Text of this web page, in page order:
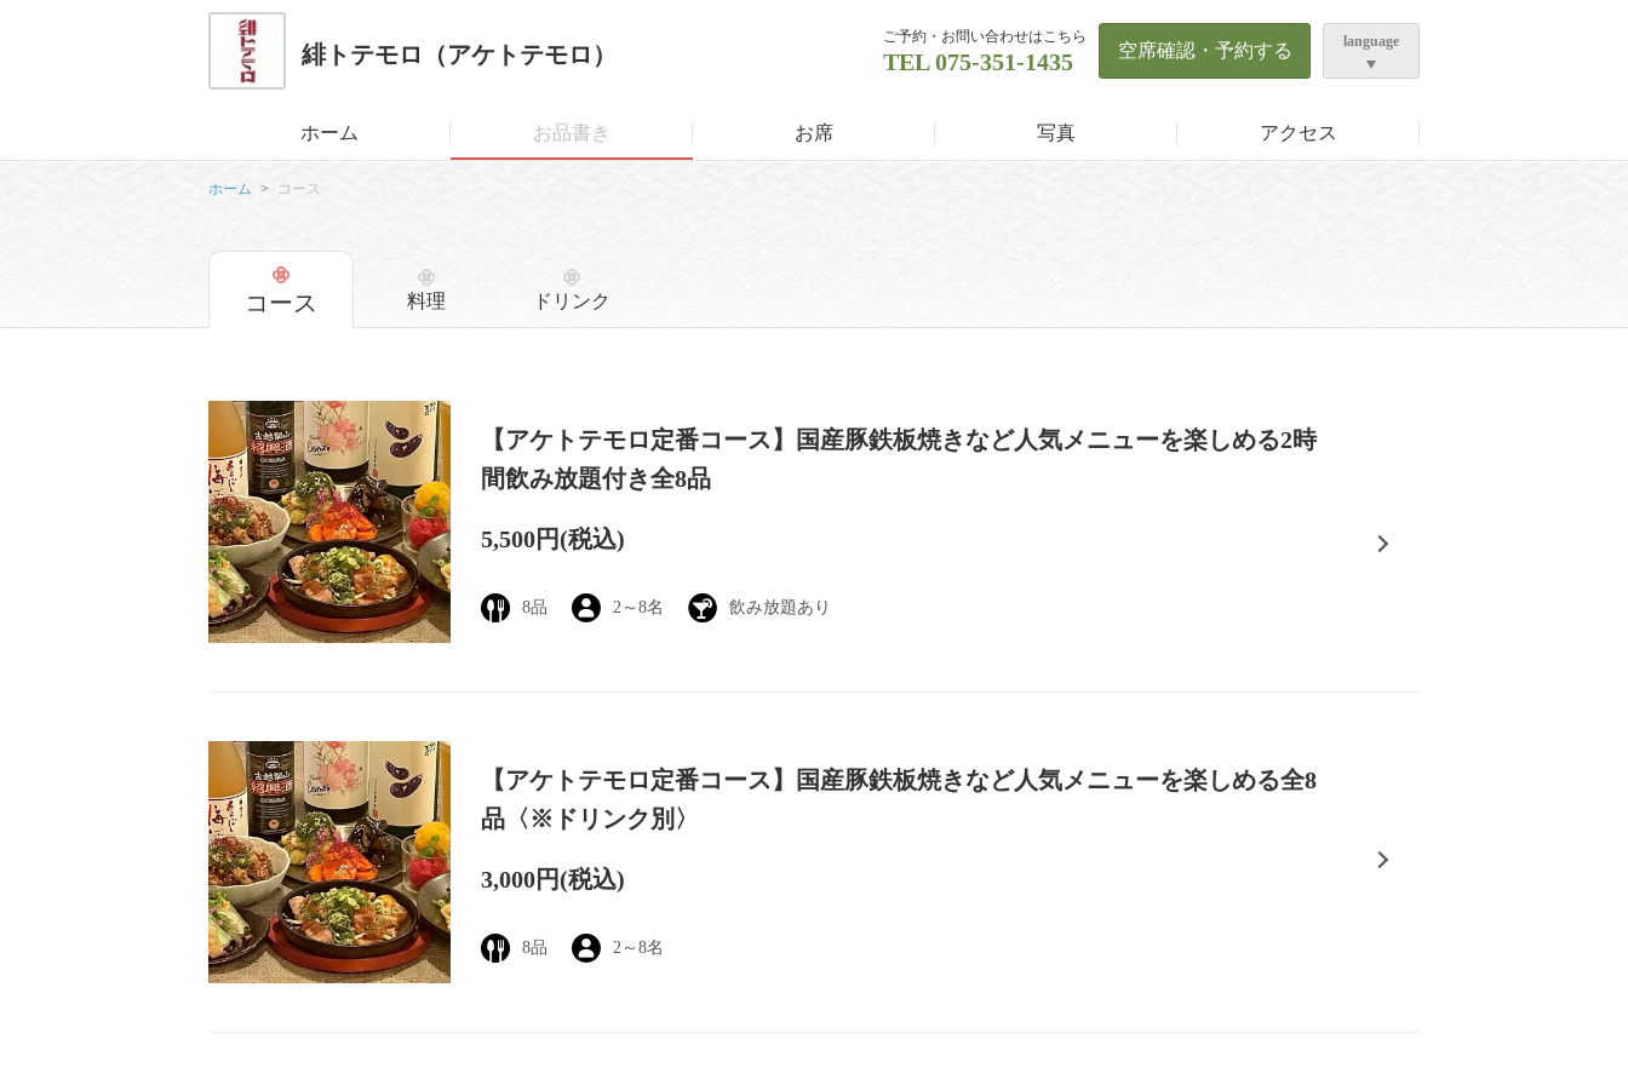
緋トテモロ（アケトテモロ）
ご予約・お問い合わせはこちら
TEL075-351-1435 空席確認・予約する language
ホーム お品書き お席 写真 アクセス
ホーム コース
コース 料理 ドリンク
【アケトテモロ定番コース】国産豚鉄板焼きなど人気メニューを楽しめる2時
間飲み放題付き全8品
5,500円(税込)
8品 2～8名 飲み放題あり
【アケトテモロ定番コース】国産豚鉄板焼きなど人気メニューを楽しめる全8
品〈※ドリンク別〉
3,000円(税込)
8品 2～8名